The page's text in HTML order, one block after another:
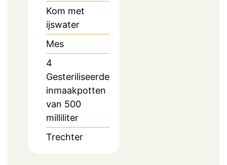
Kom met
ijswater
Mes
4
Gesteriliseerde
inmaakpotten
van 500
milliliter
Trechter